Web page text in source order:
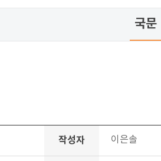
국문
작성자 이은솔